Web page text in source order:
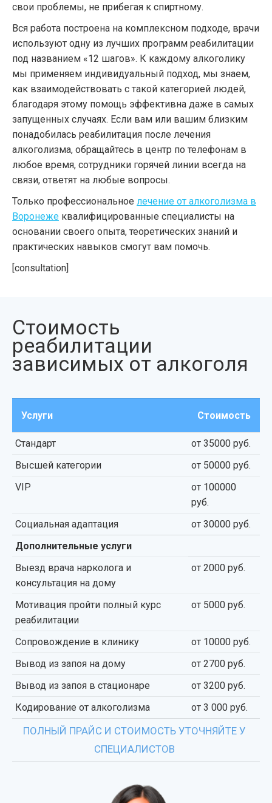
свои проблемы, не прибегая к спиртному.
Вся работа построена на комплексном подходе, врачи
используют одну из лучших программ реабилитации
под названием «12 шагов». К каждому алкоголику
мы применяем индивидуальный подход, мы знаем,
как взаимодействовать с такой категорией людей,
благодаря этому помощь эффективна даже в самых
запущенных случаях. Если вам или вашим близким
понадобилась реабилитация после лечения
алкоголизма, обращайтесь в центр по телефонам в
любое время, сотрудники горячей линии всегда на
связи, ответят на любые вопросы.
Только профессиональное лечение от алкоголизма в
Воронеже квалифицированные специалисты на
основании своего опыта, теоретических знаний и
практических навыков смогут вам помочь.
[consultation]
Стоимость
реабилитации
зависимых от алкоголя
Услуги Стоимость
Стандарт
от 35000 руб.
Высшей категории
от 50000 руб.
VIP
от 100000
руб.
Социальная адаптация
от 30000 руб.
Дополнительные услуги
Выезд врача нарколога и
консультация на дому
от 2000 руб.
Мотивация пройти полный курс
реабилитации
от 5000 руб.
Сопровождение в клинику
от 10000 руб.
Вывод из запоя на дому
от 2700 руб.
Вывод из запоя в стационаре
от 3200 руб.
Кодирование от алкоголизма
от 3 000 руб.
ПОЛНЫЙ ПРАЙС И СТОИМОСТЬ УТОЧНЯЙТЕ У
СПЕЦИАЛИСТОВ